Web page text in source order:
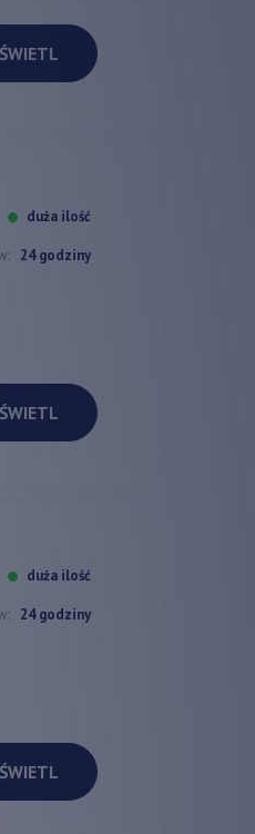
duża ilość
24 godziny
duża ilość
24 godziny